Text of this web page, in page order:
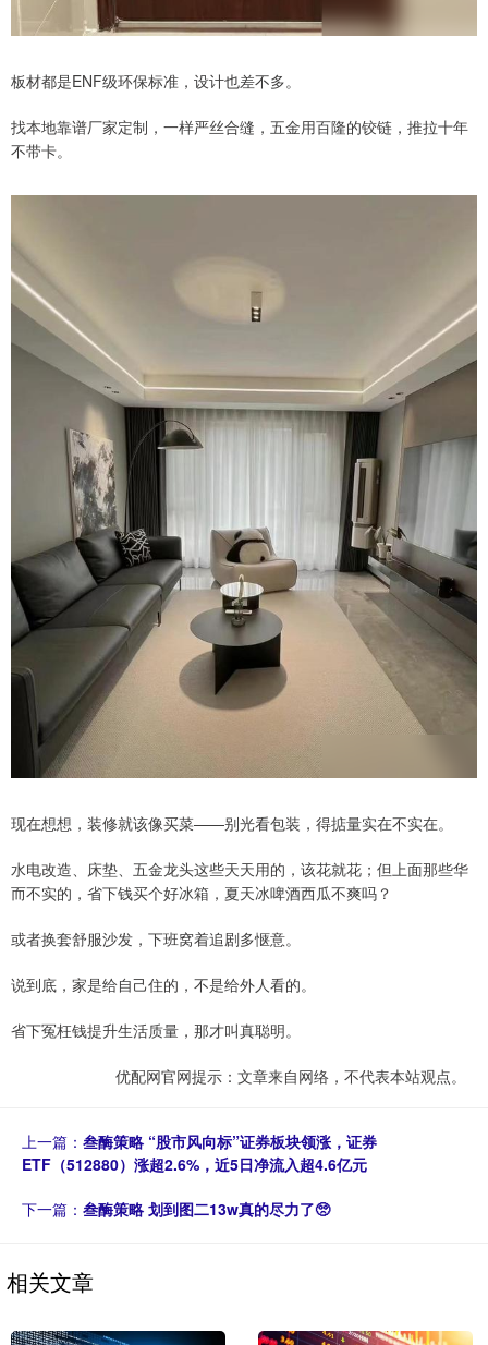
板材都是ENF级环保标准，设计也差不多。
找本地靠谱厂家定制，一样严丝合缝，五金用百隆的铰链，推拉十年
不带卡。
现在想想，装修就该像买菜——别光看包装，得掂量实在不实在。
水电改造、床垫、五金龙头这些天天用的，该花就花；但上面那些华
而不实的，省下钱买个好冰箱，夏天冰啤酒西瓜不爽吗？
或者换套舒服沙发，下班窝着追剧多惬意。
说到底，家是给自己住的，不是给外人看的。
省下冤枉钱提升生活质量，那才叫真聪明。
优配网官网提示：文章来自网络，不代表本站观点。
上一篇： 叁酶策略 “股市风向标”证券板块领涨，证券
ETF（512880）涨超2.6%，近5日净流入超4.6亿元
下一篇： 叁酶策略 划到图二13w真的尽力了🥺
相关文章